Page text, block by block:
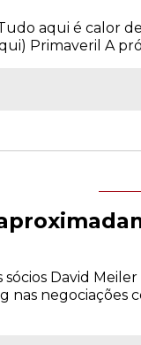
aqui é calor
Primaveril A
David Meiler
nas negociações